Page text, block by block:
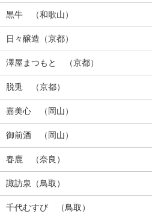
黒牛 （和歌山）
日々醸造（京都）
澤屋まつもと （京都）
脱兎 （京都）
嘉美心 （岡山）
御前酒 （岡山）
春鹿 （奈良）
諏訪泉（鳥取）
千代むすび （鳥取）